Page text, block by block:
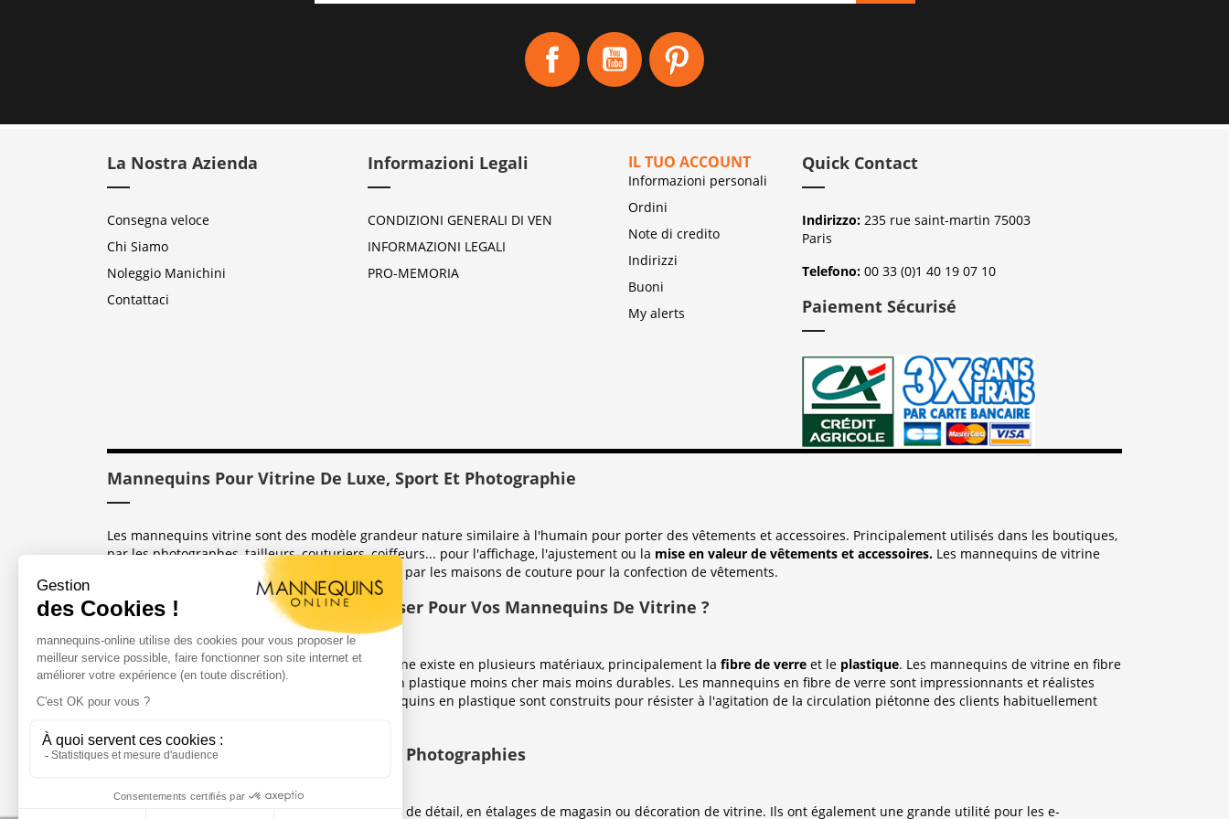
Facebook YouTube
La Nostra Azienda
Consegna veloce
Chi Siamo
Noleggio Manichini
Contattaci
Informazioni Legali
CONDIZIONI GENERALI DI VEN
INFORMAZIONI LEGALI
PRO-MEMORIA
IL TUO ACCOUNT
Informazioni personali
Ordini
Note di credito
Indirizzi
Buoni
My alerts
Quick Contact
Indirizzo: 235 rue saint-martin 75003
Paris
Telefono: 00 33 (0)1 40 19 07 10
Paiement Sécurisé
Mannequins Pour Vitrine De Luxe, Sport Et Photographie
Les mannequins vitrine sont des modèle grandeur nature similaire à l'humain pour porter des vêtements et accessoires. Principalement utilisés dans les boutiques,
par les photographes, tailleurs, couturiers, coiffeurs... pour l'affichage, l'ajustement ou la mise en valeur de vêtements et accessoires. Les mannequins de vitrine
sont dérivés des mannequins coutures utilisées par les maisons de couture pour la confection de vêtements.
Quelle Matière De Conception Utiliser Pour Vos Mannequins De Vitrine ?
Les mannequins fabriqués par Mannequin Online existe en plusieurs matériaux, principalement la fibre de verre et le plastique. Les mannequins de vitrine en fibre
de verre sont plus chers que les mannequins en plastique moins cher mais moins durables. Les mannequins en fibre de verre sont impressionnants et réalistes
(idéales pour les boutiques de luxe). Les mannequins en plastique sont construits pour résister à l'agitation de la circulation piétonne des clients habituellement
Sublimez Vos Boutiques, Vitrines Et Photographies
Les mannequins sont idéales pour les magasins de détail, en étalages de magasin ou décoration de vitrine. Ils ont également une grande utilité pour les e-